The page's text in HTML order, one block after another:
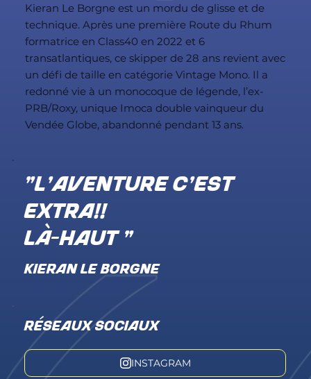
RÉSEAUX SOCIAUX
INSTAGRAM
"L'aventure c'est
extra!!
Là-haut "
KIERAN LE BORGNE
Kieran Le Borgne est un mordu de glisse et de
technique. Après une première Route du Rhum
formatrice en Class40 en 2022 et 6
transatlantiques, ce skipper de 28 ans revient avec
un défi de taille en catégorie Vintage Mono. Il a
redonné vie à un monocoque de légende, l’ex-
PRB/Roxy, unique Imoca double vainqueur du
Vendée Globe, abandonné pendant 13 ans.